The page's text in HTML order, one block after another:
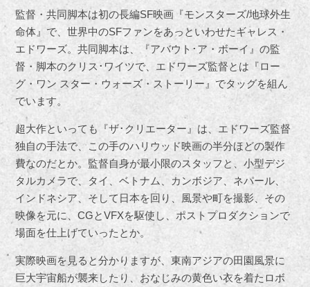
監督・共同脚本は初の長編SF映画『モンスターズ/地球外生
命体』で、世界中のSFファンをあっといわせたギャレス・
エドワーズ。共同脚本は、『アバウト･ア・ボーイ』の監
督・脚本のクリス･ワイツで、エドワーズ監督とは『ロー
グ・ワン スター・ウォーズ・ストーリー』でタッグを組ん
でいます。
超大作といっても『ザ･クリエーター』は、エドワーズ監督
独自の手法で、この手のハリウッド映画の半分ほどの製作
費なのだとか。監督自身が最小限のスタッフと、小型デジ
タルカメラで、タイ、ベトナム、カンボジア、ネパール、
インドネシア、そして日本を回り、風景や町を撮影、その
映像を元に、CGとVFXを駆使し、ポストプロダクションで
場面を仕上げていったとか。
実際映画を見ると分かりますが、東南アジアの田園風景に
巨大宇宙船が襲来したり、おなじみの黄色い衣を着たロボ